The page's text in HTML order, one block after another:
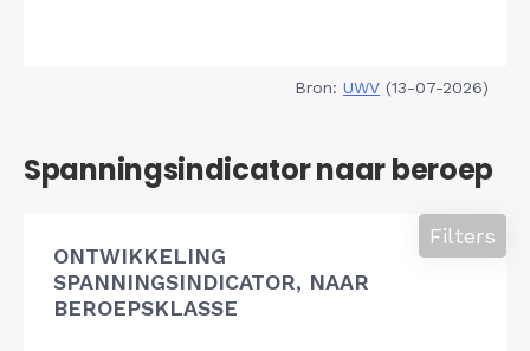
Bron: UWV (13-07-2026)
Spanningsindicator naar beroep
ONTWIKKELING
SPANNINGSINDICATOR, NAAR
BEROEPSKLASSE
Filters